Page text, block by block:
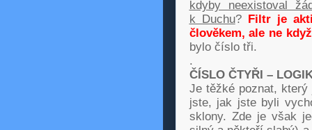
kdyby neexistoval
k Duchu? Filtr je
člověkem, ale ne
bylo číslo tři.
.
ČÍSLO ČTYŘI –
Je těžké poznat,
jste, jak jste byli
sklony. Zde je však